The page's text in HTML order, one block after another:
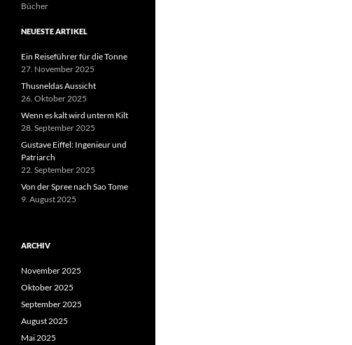
Bücher
NEUESTE ARTIKEL
Ein Reiseführer für die Tonne
27. November 2025
Thusneldas Aussicht
26. Oktober 2025
Wenn es kalt wird unterm Kilt
28. September 2025
Gustave Eiffel: Ingenieur und
Patriarch
22. September 2025
Von der Spree nach Sao Tome
9. August 2025
ARCHIV
November 2025
Oktober 2025
September 2025
August 2025
Mai 2025